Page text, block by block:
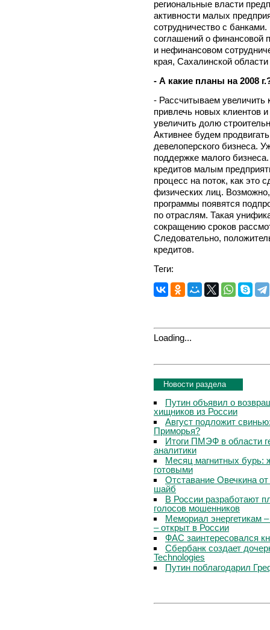
региональные власти
активности малых
сотрудничество с
соглашений о финансовой
и нефинансовом
края, Сахалинской
- А какие планы на 2008
- Рассчитываем
привлечь новых клиентов
увеличить долю
Активнее будем
девелоперского бизнеса.
поддержке малого
кредитов малым
процесс на поток, как это
физических лиц.
программы появятся
по отраслям. Такая
сокращению сроков
Следовательно,
кредитов.
Теги:
Loading...
Новости раздела
Путин объявил о
хищников из России
Август подложит
Приморья?
Итоги ПМЭФ в области
аналитики
Месяц магнитных бурь:
готовыми
Отставание Овечкина
шайб
В России разработают
голосов мошенников
Мемориал энергетикам
– открыт в России
ФАС заинтересовался
Сбербанк создает
Technologies
Путин поблагодарил